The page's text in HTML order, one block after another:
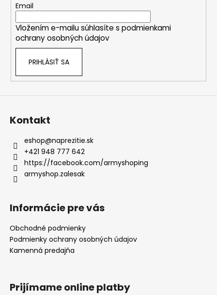
Email
Vložením e-mailu súhlasíte s podmienkami
ochrany osobných údajov
PRIHLÁSIŤ SA
Kontakt
eshop@naprezitie.sk
+421 948 777 642
https://facebook.com/armyshoping
armyshop.zalesak
Informácie pre vás
Obchodné podmienky
Podmienky ochrany osobných údajov
Kamenná predajňa
Prijímame online platby